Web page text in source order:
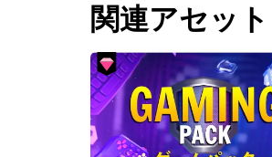
関連アセット